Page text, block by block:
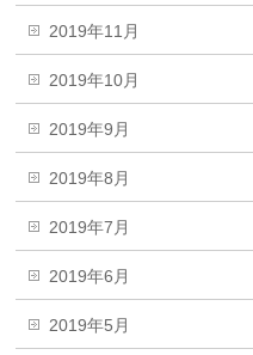
2019年11月
2019年10月
2019年9月
2019年8月
2019年7月
2019年6月
2019年5月